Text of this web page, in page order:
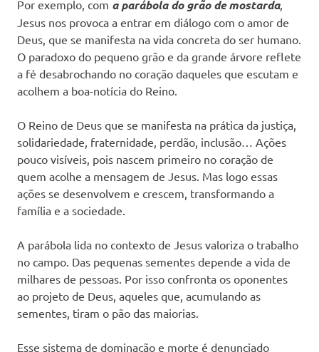
Por exemplo, com a parábola do grão de mostarda,
Jesus nos provoca a entrar em diálogo com o amor de
Deus, que se manifesta na vida concreta do ser humano.
O paradoxo do pequeno grão e da grande árvore reflete
a fé desabrochando no coração daqueles que escutam e
acolhem a boa-notícia do Reino.
O Reino de Deus que se manifesta na prática da justiça,
solidariedade, fraternidade, perdão, inclusão… Ações
pouco visíveis, pois nascem primeiro no coração de
quem acolhe a mensagem de Jesus. Mas logo essas
ações se desenvolvem e crescem, transformando a
família e a sociedade.
A parábola lida no contexto de Jesus valoriza o trabalho
no campo. Das pequenas sementes depende a vida de
milhares de pessoas. Por isso confronta os oponentes
ao projeto de Deus, aqueles que, acumulando as
sementes, tiram o pão das maiorias.
Esse sistema de dominação e morte é denunciado